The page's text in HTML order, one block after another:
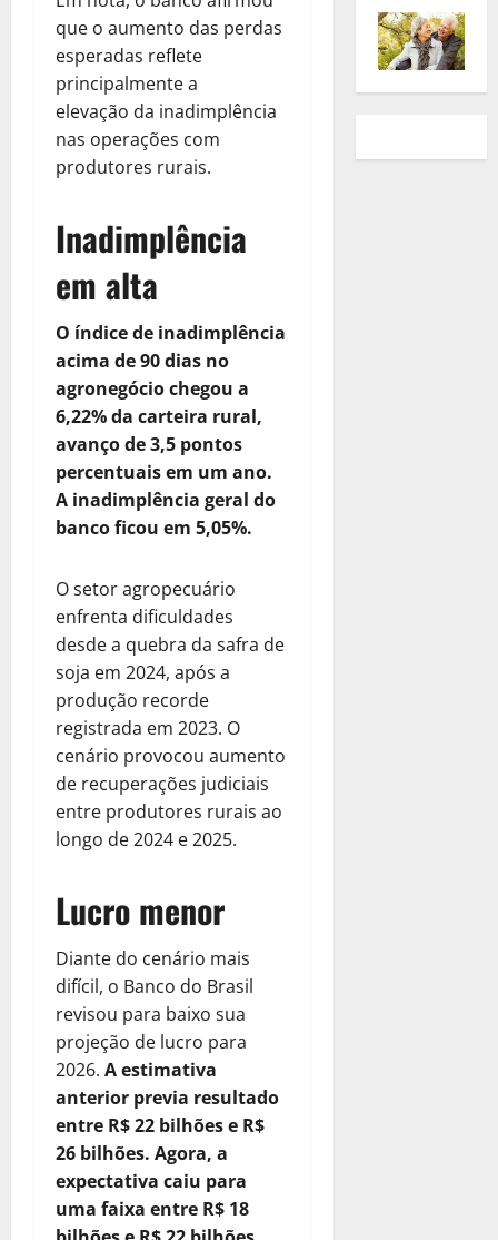
que o aumento das perdas
esperadas reflete
principalmente a
elevação da inadimplência
nas operações com
produtores rurais.
Inadimplência
em alta
O índice de inadimplência
acima de 90 dias no
agronegócio chegou a
6,22% da carteira rural,
avanço de 3,5 pontos
percentuais em um ano.
A inadimplência geral do
banco ficou em 5,05%.
O setor agropecuário
enfrenta dificuldades
desde a quebra da safra de
soja em 2024, após a
produção recorde
registrada em 2023. O
cenário provocou aumento
de recuperações judiciais
entre produtores rurais ao
longo de 2024 e 2025.
Lucro menor
Diante do cenário mais
difícil, o Banco do Brasil
revisou para baixo sua
projeção de lucro para
2026. A estimativa
anterior previa resultado
entre R$ 22 bilhões e R$
26 bilhões. Agora, a
expectativa caiu para
uma faixa entre R$ 18